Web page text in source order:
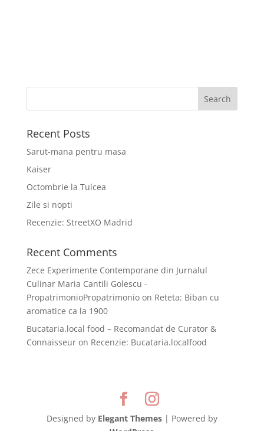
Recent Posts
Sarut-mana pentru masa
Kaiser
Octombrie la Tulcea
Zile si nopti
Recenzie: StreetXO Madrid
Recent Comments
Zece Experimente Contemporane din Jurnalul
Culinar Maria Cantili Golescu -
PropatrimonioPropatrimonioon Reteta: Biban cu
aromatice ca la 1900
Bucataria.local food – Recomandat de Curator &
Connaisseuron Recenzie: Bucataria.localfood
Designed by Elegant Themes| Powered by